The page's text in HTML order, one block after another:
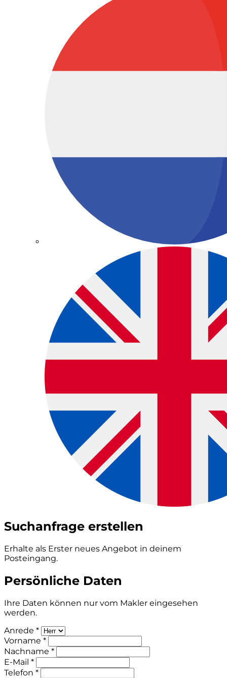
Suchanfrage erstellen
Erhalte als Erster neues Angebot in deinem
Posteingang.
Persönliche Daten
Ihre Daten können nur vom Makler eingesehen
werden.
Anrede *
Vorname *
Nachname *
E-Mail *
Telefon *